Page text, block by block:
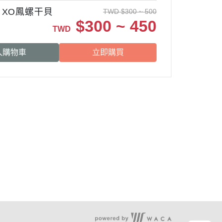
鳳螺干貝 TWD $300 ~ 500
TWD $300 ~ 450
購物車 立即購買